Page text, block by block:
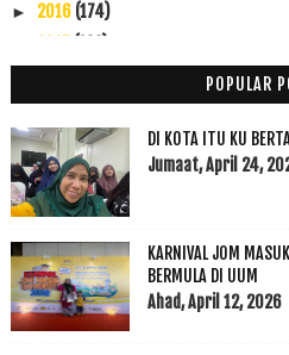
► 2016 (174)
►November(7)
►Oktober(5)
▼September
(4)
Madu ku
Kenduri Kesyukuran Penerbit
Nasi Gulai Kambing Kodiang
►Ogos(20)
POPULAR
DI KOTA ITU KU
Jumaat, April 24,
KARNIVAL JOM
BERMULA DI UUM
Ahad, April 12, 2026